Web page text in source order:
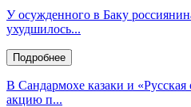
У осужденного в Баку
ухудшилось...
Подробнее
В Сандармохе казаки и
акцию п...